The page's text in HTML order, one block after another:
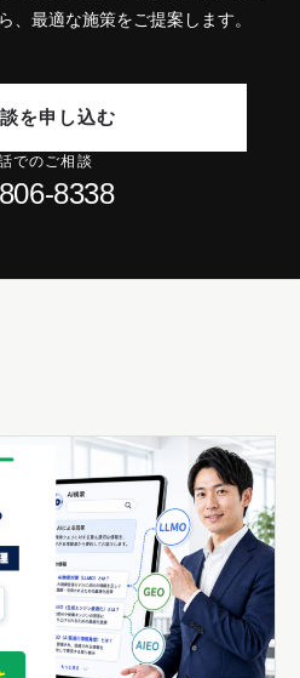
、最適な施策をご提案します。
を申し込む
でのご相談
8338